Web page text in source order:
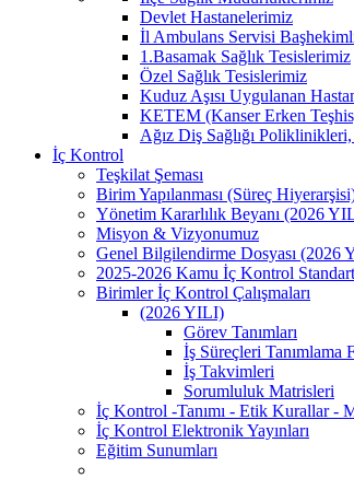
Devlet Hastanelerimiz
İl Ambulans Servisi
1.Basamak Sağlık Tesislerimiz
Özel Sağlık Tesislerimiz
Kuduz Aşısı Uygulanan
KETEM (Kanser Erken
Ağız Diş Sağlığı
İç Kontrol
Teşkilat Şeması
Birim Yapılanması (Süreç
Yönetim Kararlılık Beyanı (2026
Misyon & Vizyonumuz
Genel Bilgilendirme Dosyası (2026
2025-2026 Kamu İç Kontrol
Birimler İç Kontrol Çalışmaları
(2026 YILI)
Görev Tanımları
İş Süreçleri Tanımlama
İş Takvimleri
Sorumluluk Matrisleri
İç Kontrol -Tanımı - Etik Kurallar -
İç Kontrol Elektronik Yayınları
Eğitim Sunumları